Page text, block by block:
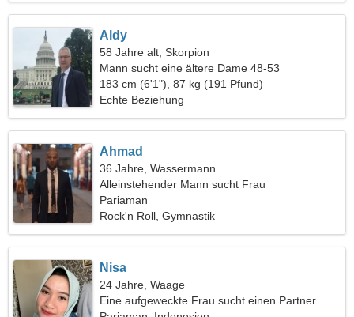
Aldy
58 Jahre alt, Skorpion
Mann sucht eine ältere Dame 48-53
183 cm (6'1"), 87 kg (191 Pfund)
Echte Beziehung
Ahmad
36 Jahre, Wassermann
Alleinstehender Mann sucht Frau
Pariaman
Rock'n Roll, Gymnastik
Nisa
24 Jahre, Waage
Eine aufgeweckte Frau sucht einen Partner